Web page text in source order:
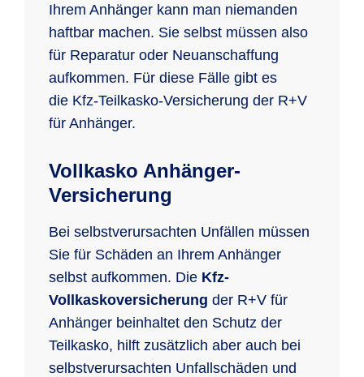
Ihrem Anhänger kann man niemanden
haftbar machen. Sie selbst müssen also
für Reparatur oder Neuanschaffung
aufkommen. Für diese Fälle gibt es
die Kfz-Teilkasko-Versicherung der R+V
für Anhänger.
Vollkasko Anhänger-
Versicherung
Bei selbstverursachten Unfällen müssen
Sie für Schäden an Ihrem Anhänger
selbst aufkommen. Die Kfz-
Vollkaskoversicherung der R+V für
Anhänger beinhaltet den Schutz der
Teilkasko, hilft zusätzlich aber auch bei
selbstverursachten Unfallschäden und